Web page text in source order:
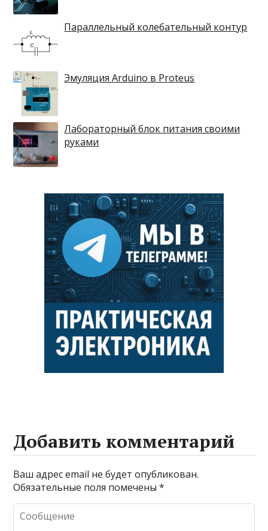
Параллельный колебательный контур
Эмуляция Arduino в Proteus
Лабораторный блок питания своими
руками
Добавить комментарий
Ваш адрес email не будет опубликован.
Обязательные поля помечены*